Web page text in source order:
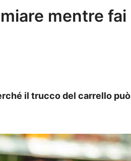
mentre fai
il trucco del carrello può